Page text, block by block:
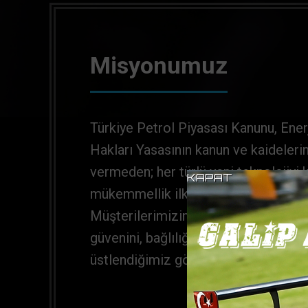
Misyonumuz
Türkiye Petrol Piyasası Kanunu,
Hakları Yasasının kanun ve
vermeden; her türlü yeni teknolojiyi
mükemmellik ilkesini
Müşterilerimizin,
güvenini, bağlılığını kazanıp,
üstlendiğimiz görevi yerine
KAPAT